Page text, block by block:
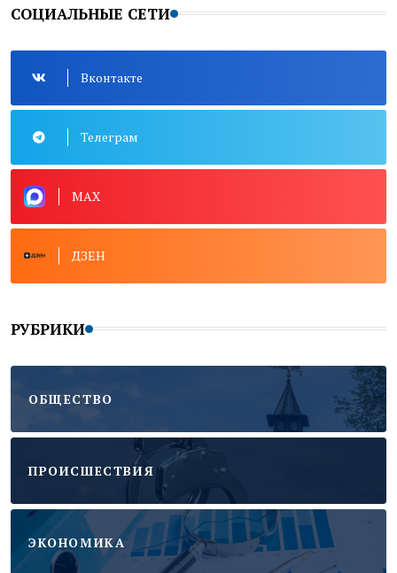
СОЦИАЛЬНЫЕ СЕТИ
Вконтакте
Телеграм
MAX
ДЗЕН
РУБРИКИ
ОБЩЕСТВО
ПРОИСШЕСТВИЯ
ЭКОНОМИКА